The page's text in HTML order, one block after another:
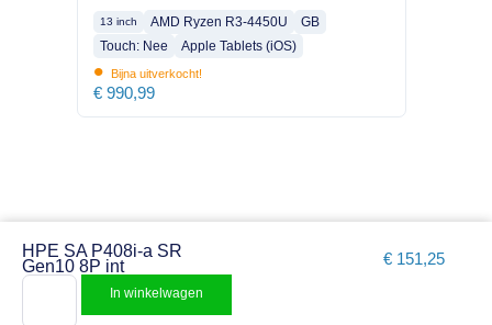
13 inch AMD Ryzen R3-4450U
GB
Touch: Nee
Apple Tablets (iOS)
• Bijna uitverkocht!
€ 990,99
HPE SA P408i-a SR
Gen10 8P int
€ 151,25
In winkelwagen